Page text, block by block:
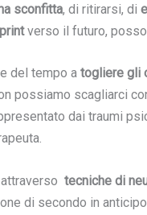
sconfitta, di ritirarsi, di
verso il futuro,
del tempo a togliere gli
possiamo scagliarci
dai traumi
tecniche di
di secondo in